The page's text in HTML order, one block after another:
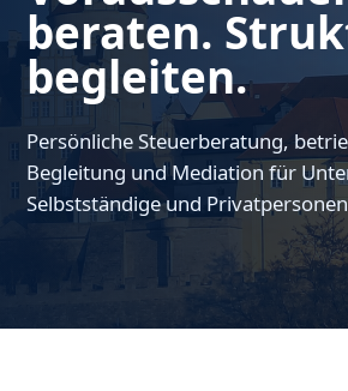
beraten.
begleiten.
Persönliche Steuerberatung,
Begleitung und Mediation für
Selbstständige und